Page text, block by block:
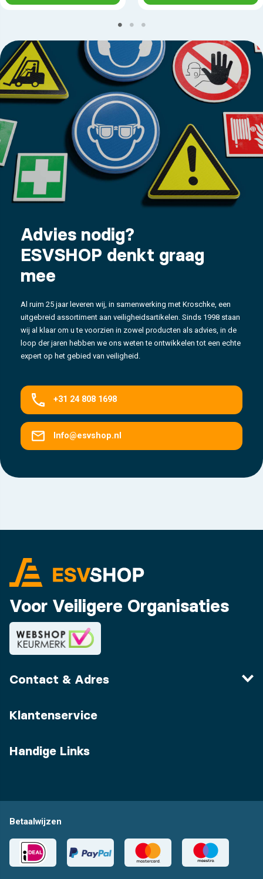
Advies nodig?
ESVSHOP denkt graag
mee
Al ruim 25 jaar leveren wij, in samenwerking met Kroschke, een
uitgebreid assortiment aan veiligheidsartikelen. Sinds 1998 staan
wij al klaar om u te voorzien in zowel producten als advies, in de
loop der jaren hebben we ons weten te ontwikkelen tot een echte
expert op het gebied van veiligheid.
+31 24 808 1698
Info@esvshop.nl
Voor Veiligere Organisaties
Contact & Adres
Klantenservice
Handige Links
Betaalwijzen